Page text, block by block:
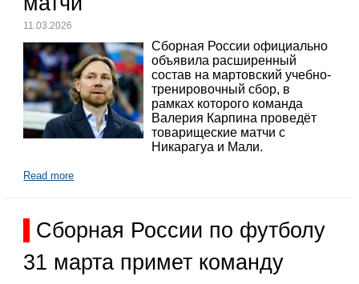
11.03.2026
Сборная России официально
объявила расширенный
состав на мартовский учебно-
тренировочный сбор, в
рамках которого команда
Валерия Карпина проведёт
товарищеские матчи с
Никарагуа и Мали.
Read more
Сборная России по футболу
31 марта примет команду